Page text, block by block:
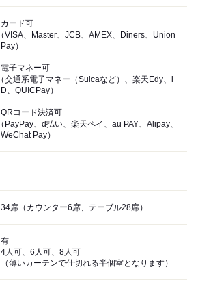
カード可
（VISA、Master、JCB、AMEX、Diners、Union
Pay）
電子マネー可
（交通系電子マネー（Suicaなど）、楽天Edy、i
D、QUICPay）
QRコード決済可
（PayPay、d払い、楽天ペイ、au PAY、Alipay、
WeChat Pay）
34席（カウンター6席、テーブル28席）
有
4人可、6人可、8人可
（薄いカーテンで仕切れる半個室となります）